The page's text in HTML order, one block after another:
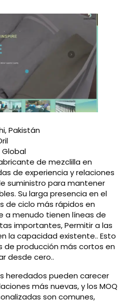
Pakistán
Global
de mezclilla en
de experiencia y relaciones
suministro para mantener
Su larga presencia en el
ciclo más rápidos en
a menudo tienen líneas de
importantes, Permitir a las
la capacidad existente.. Esto
de producción más cortos en
desde cero..
heredados pueden carecer
más nuevas, y los MOQ
son comunes,